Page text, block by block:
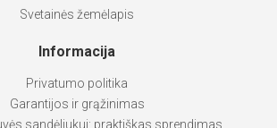
Svetainės žemėlapis
Informacija
Privatumo politika
Garantijos ir grąžinimas
sandėliukui: praktiškas sprendimas